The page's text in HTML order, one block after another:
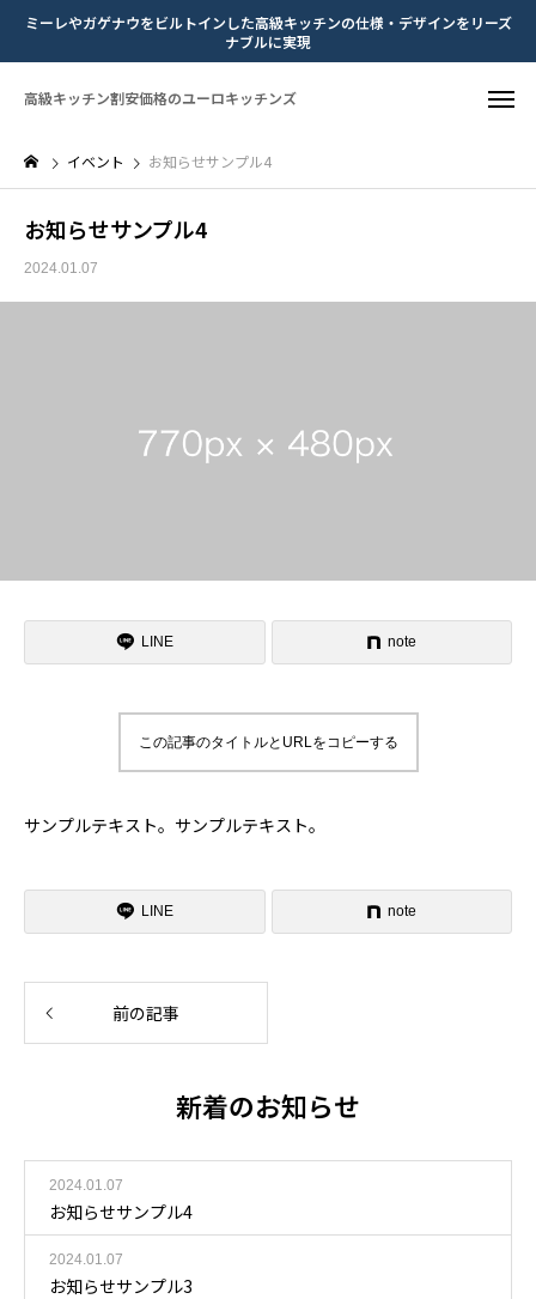
ミーレやガゲナウをビルトインした高級キッチンの仕様・デザインをリーズ
ナブルに実現
高級キッチン割安価格のユーロキッチンズ
イベント お知らせサンプル4
お知らせサンプル4
2024.01.07
LINE note
この記事のタイトルとURLをコピーする
サンプルテキスト。サンプルテキスト。
LINE note
前の記事
新着のお知らせ
2024.01.07
お知らせサンプル4
2024.01.07
お知らせサンプル3